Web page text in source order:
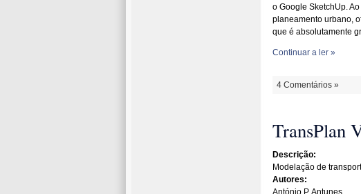
o Google SketchUp.
planeamento urbano,
que é absolutamente
Continuar a ler »
4 Comentários »
TransPlan
Descrição:
Modelação de
Autores:
António P. Antunes